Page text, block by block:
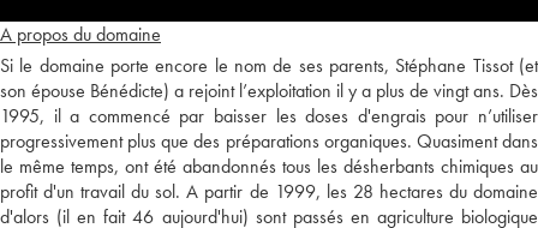
A propos du domaine
Si le domaine porte encore le nom de ses parents, Stéphane Tissot (et
son épouse Bénédicte) a rejoint l’exploitation il y a plus de vingt ans. Dès
1995, il a commencé par baisser les doses d'engrais pour n’utiliser
progressivement plus que des préparations organiques. Quasiment dans
le même temps, ont été abandonnés tous les désherbants chimiques au
profit d'un travail du sol. A partir de 1999, les 28 hectares du domaine
d'alors (il en fait 46 aujourd'hui) sont passés en agriculture biologique